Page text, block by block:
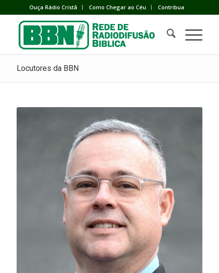
Ouça Rádio Cristã Como Chegar ao Céu Contribua
Locutores da BBN